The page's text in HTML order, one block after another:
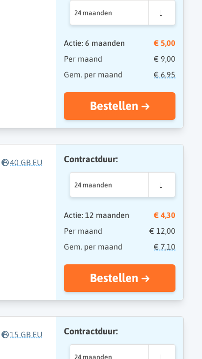
24 maanden
Actie: 6 maanden
€ 5,00
Per maand
€ 9,00
Gem. per maand
€ 6,95
Bestellen
40 GB EU Contractduur:
24 maanden
Actie: 12 maanden
€ 4,30
Per maand
€ 12,00
Gem. per maand
€ 7,10
Bestellen
15 GB EU Contractduur:
24 maanden